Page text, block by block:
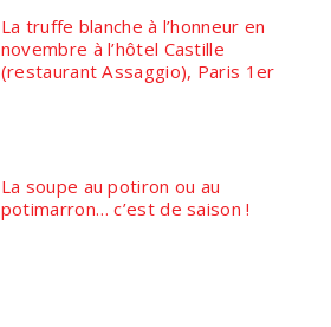
La truffe blanche à l’honneur en
novembre à l’hôtel Castille
(restaurant Assaggio), Paris 1er
La soupe au potiron ou au
potimarron… c’est de saison !